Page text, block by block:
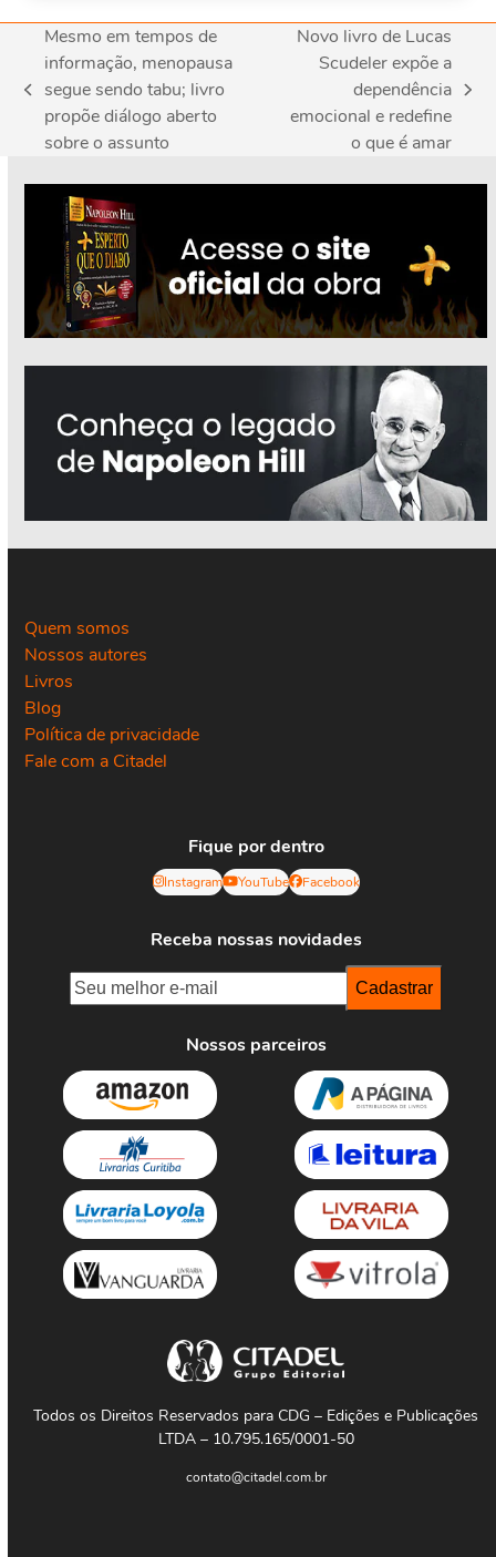
previous
post:
Mesmo em tempos de
informação, menopausa
segue sendo tabu; livro
propõe diálogo aberto
sobre o assunto
post:
Novo livro de Lucas
Scudeler expõe a
dependência
emocional e redefine
o que é amar
Quem somos
Nossos autores
Livros
Blog
Política de privacidade
Fale com a Citadel
Fique por dentro
Instagram YouTube Facebook
Receba nossas novidades
Nossos parceiros
Todos os Direitos Reservados para CDG – Edições e Publicações
LTDA – 10.795.165/0001-50
contato@citadel.com.br